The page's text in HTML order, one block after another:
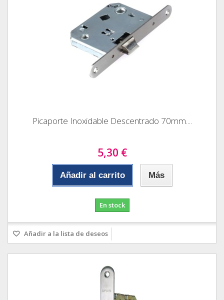
Picaporte Inoxidable Descentrado 70mm....
5,30 €
Añadir al carrito Más
En stock
Añadir a la lista de deseos